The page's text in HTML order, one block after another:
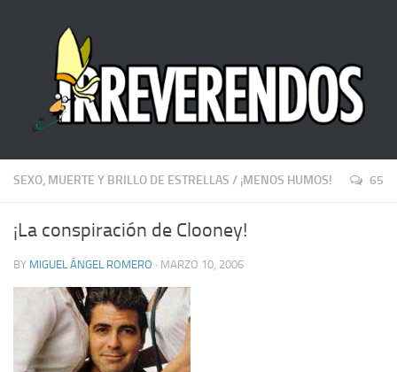
SEXO, MUERTE Y BRILLO DE ESTRELLAS / ¡MENOS HUMOS! 65
¡La conspiración de Clooney!
BY MIGUEL ÁNGEL ROMERO · MARZO 10, 2006